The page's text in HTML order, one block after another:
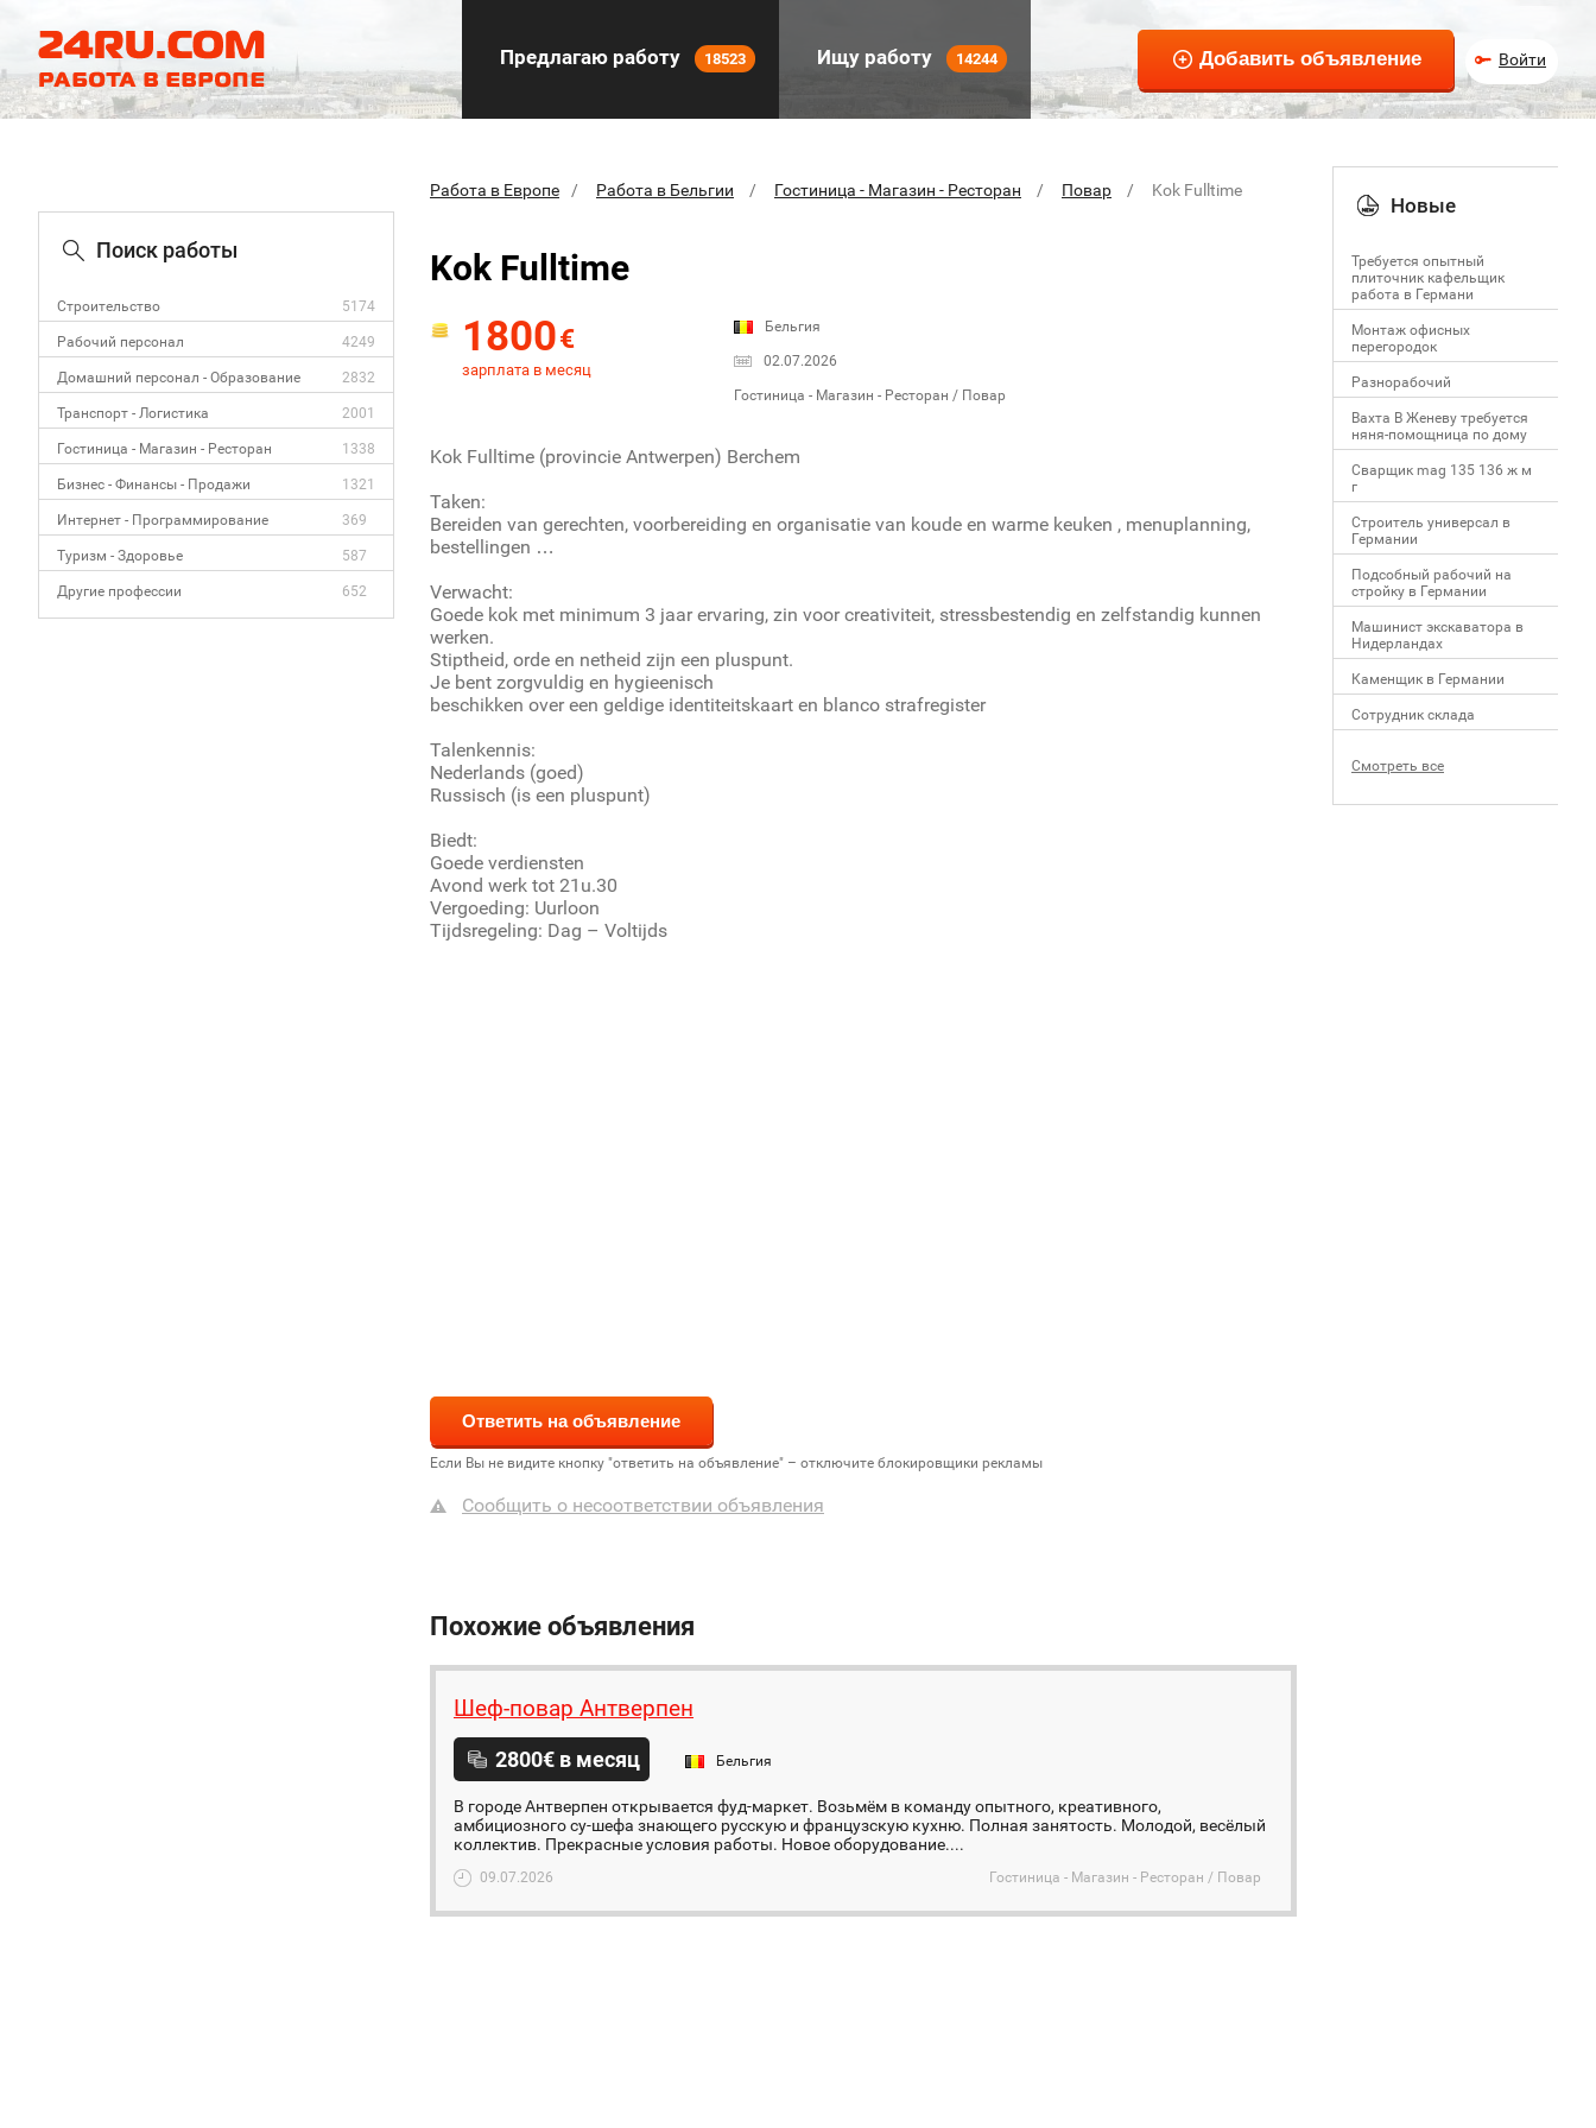
Предлагаю работу 18523 Ищу работу 14244 Войти
Поиск работы
Строительство 5174
Рабочий персонал 4249
Домашний персонал - Образование 2832
Транспорт - Логистика 2001
Гостиница - Магазин - Ресторан 1338
Бизнес - Финансы - Продажи 1321
Интернет - Программирование 369
Туризм - Здоровье 587
Другие профессии 652
Работа в Европе Работа в Бельгии Гостиница - Магазин - Ресторан Повар Kok Fulltime
Kok Fulltime
1800€
зарплата в месяц
Бельгия
02.07.2026
Гостиница - Магазин - Ресторан / Повар
Kok Fulltime (provincie Antwerpen) Berchem
Taken:
Bereiden van gerechten, voorbereiding en organisatie van koude en warme keuken , menuplanning,
bestellingen …
Verwacht:
Goede kok met minimum 3 jaar ervaring, zin voor creativiteit, stressbestendig en zelfstandig kunnen
werken.
Stiptheid, orde en netheid zijn een pluspunt.
Je bent zorgvuldig en hygieenisch
beschikken over een geldige identiteitskaart en blanco strafregister
Talenkennis:
Nederlands (goed)
Russisch (is een pluspunt)
Biedt:
Goede verdiensten
Avond werk tot 21u.30
Vergoeding: Uurloon
Tijdsregeling: Dag – Voltijds
Если Вы не видите кнопку "ответить на объявление" – отключите блокировщики рекламы
Сообщить о несоответствии объявления
Похожие объявления
Шеф-повар Антверпен
2800€ в месяц Бельгия
В городе Антверпен открывается фуд-маркет. Возьмём в команду опытного, креативного,
амбициозного су-шефа знающего русскую и французскую кухню. Полная занятость. Молодой, весёлый
коллектив. Прекрасные условия работы. Новое оборудование....
09.07.2026 Гостиница - Магазин - Ресторан / Повар
Новые
Требуется опытный
плиточник кафельщик
работa в Германи
Mонтаж офисных
перегородок
Разнорабочий
Вахта В Женеву требуется
няня-помощница по дому
Сварщик mag 135 136 ж м
г
Строитель универсал в
Германии
Подсобный рабочий на
стройку в Германии
Машинист экскаватора в
Нидерландах
Каменщик в Германии
Сотрудник склада
Смотреть все